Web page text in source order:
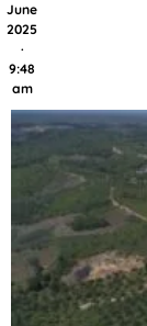
June
2025
·
9:48
am